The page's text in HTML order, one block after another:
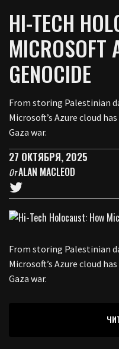
HI-TECH
MICROSOFT
GENOCIDE
From storing Palestinian
Microsoft’s Azure cloud
Gaza war.
27 ОКТЯБРЯ, 2025
ОтALAN MACLEOD
From storing Palestinian
Microsoft’s Azure cloud
Gaza war.